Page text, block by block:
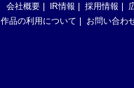
会社概要 IR情報 採用情報
作品の利用について
お問い合わ